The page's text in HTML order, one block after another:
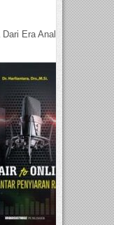
Era Analog